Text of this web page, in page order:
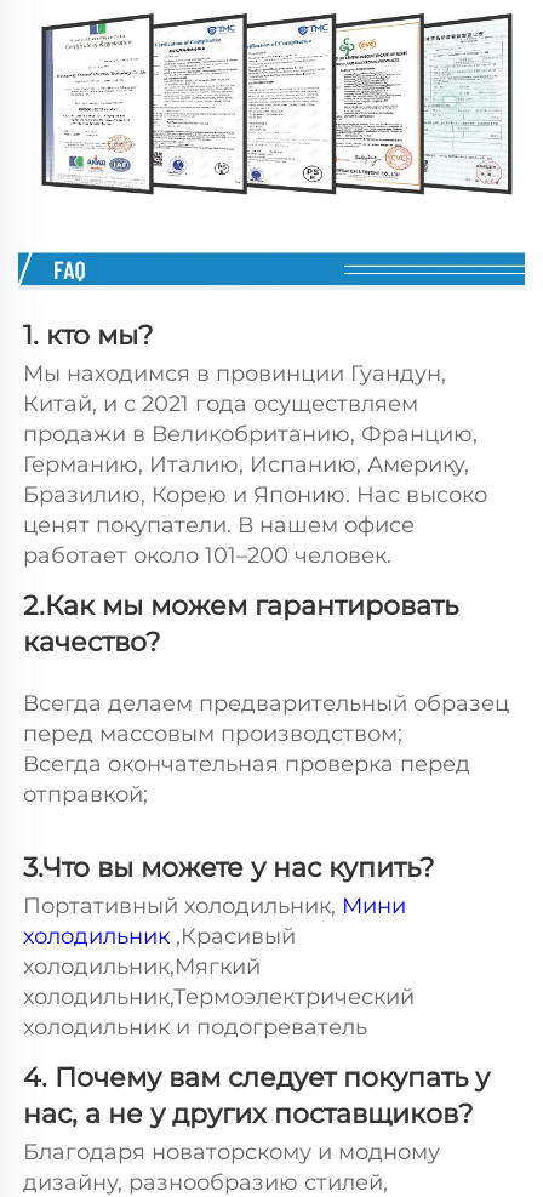
1. кто мы?
Мы находимся в провинции Гуандун,
Китай, и с 2021 года осуществляем
продажи в Великобританию, Францию,
Германию, Италию, Испанию, Америку,
Бразилию, Корею и Японию. Нас высоко
ценят покупатели. В нашем офисе
работает около 101–200 человек.
2.Как мы можем гарантировать
качество?
Всегда делаем предварительный образец
перед массовым производством;
Всегда окончательная проверка перед
отправкой;
3.Что вы можете у нас купить?
Портативный холодильник, Мини
холодильник ,Красивый
холодильник,Мягкий
холодильник,Термоэлектрический
холодильник и подогреватель
4. Почему вам следует покупать у
нас, а не у других поставщиков?
Благодаря новаторскому и модному
дизайну, разнообразию стилей,